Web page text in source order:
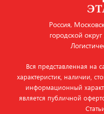
Россия,
городской
Вся представленная на
характеристик, наличии,
информационный
является публичной